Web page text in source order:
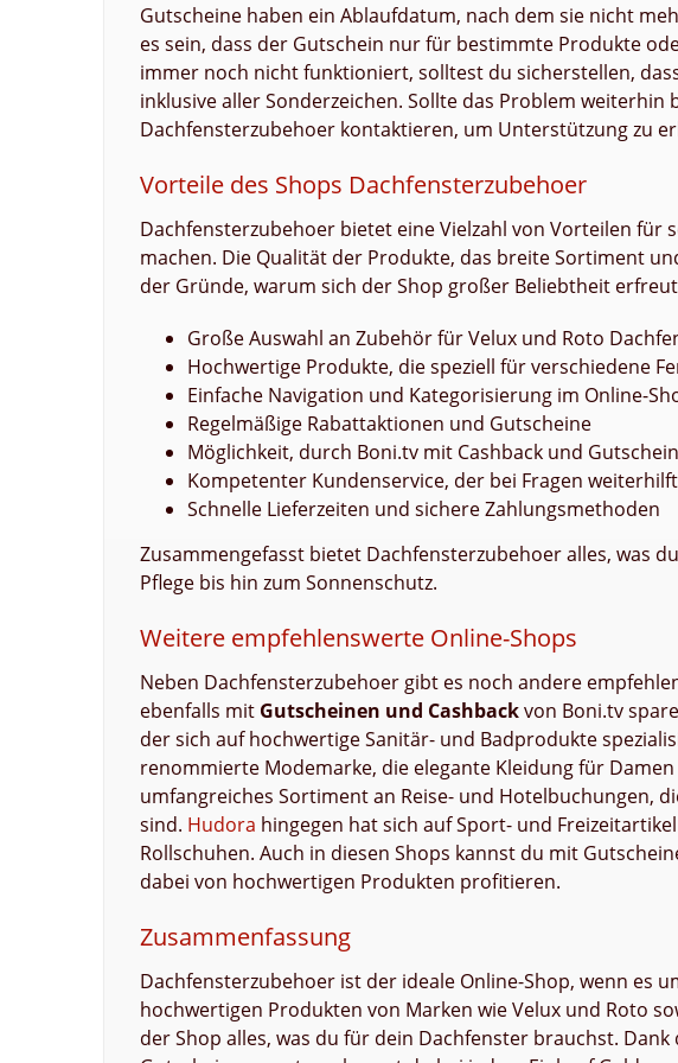
Gutscheine haben ein Ablaufdatum, nach dem sie nicht
es sein, dass der Gutschein nur für bestimmte Produkte
immer noch nicht funktioniert, solltest du sicherstellen,
inklusive aller Sonderzeichen. Sollte das Problem
Dachfensterzubehoer kontaktieren, um Unterstützung zu
Vorteile des Shops Dachfensterzubehoer
Dachfensterzubehoer bietet eine Vielzahl von Vorteilen für
machen. Die Qualität der Produkte, das breite Sortiment
der Gründe, warum sich der Shop großer Beliebtheit
Große Auswahl an Zubehör für Velux und Roto
Hochwertige Produkte, die speziell für verschiedene
Einfache Navigation und Kategorisierung im Online-
Regelmäßige Rabattaktionen und Gutscheine
Möglichkeit, durch Boni.tv mit Cashback und
Kompetenter Kundenservice, der bei Fragen weiterhilft
Schnelle Lieferzeiten und sichere Zahlungsmethoden
Zusammengefasst bietet Dachfensterzubehoer alles, was
Pflege bis hin zum Sonnenschutz.
Weitere empfehlenswerte Online-Shops
Neben Dachfensterzubehoer gibt es noch andere
ebenfalls mit Gutscheinen und Cashbackvon Boni.tv
der sich auf hochwertige Sanitär- und Badprodukte
renommierte Modemarke, die elegante Kleidung für
umfangreiches Sortiment an Reise- und Hotelbuchungen,
sind. Hudora hingegen hat sich auf Sport- und
Rollschuhen. Auch in diesen Shops kannst du mit
dabei von hochwertigen Produkten profitieren.
Zusammenfassung
Dachfensterzubehoer ist der ideale Online-Shop, wenn es
hochwertigen Produkten von Marken wie Velux und Roto
der Shop alles, was du für dein Dachfenster brauchst.